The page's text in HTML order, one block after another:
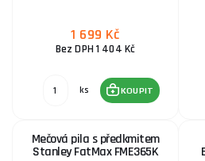
1 699 Kč
Bez DPH 1 404 Kč
ks KOUPIT
Mečová pila s předkmitem
Stanley FatMax FME365K